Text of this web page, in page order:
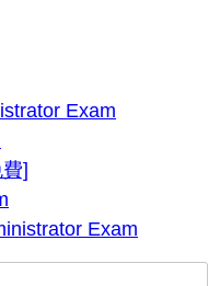
Exam
]
Exam